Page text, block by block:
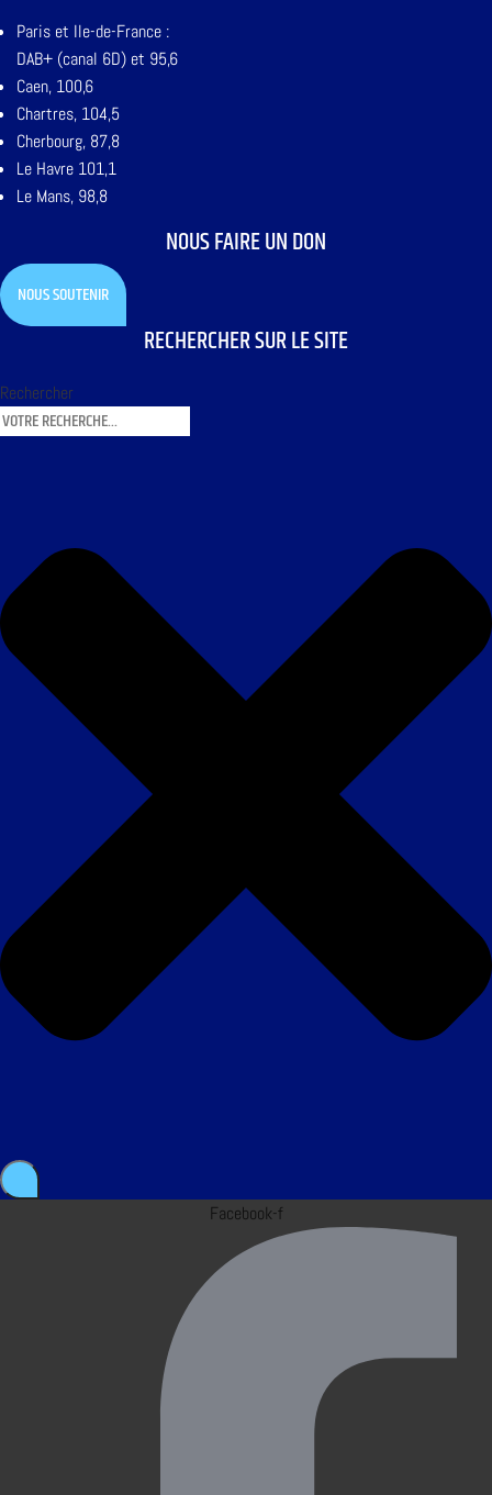
Paris et Ile-de-France :
DAB+ (canal 6D) et 95,6
Caen, 100,6
Chartres, 104,5
Cherbourg, 87,8
Le Havre 101,1
Le Mans, 98,8
NOUS FAIRE UN DON
NOUS SOUTENIR
RECHERCHER SUR LE SITE
Rechercher
Facebook-f